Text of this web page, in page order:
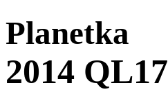
Planetka
2014 QL17